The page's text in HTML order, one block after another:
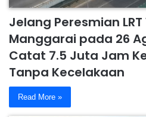
Jelang Peresmian
Manggarai pada 26
Catat 7.5 Juta Jam
Tanpa Kecelakaan
Read More »